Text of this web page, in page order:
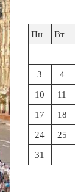
Пн
Вт
3 4
10 11
17 18
24 25
31